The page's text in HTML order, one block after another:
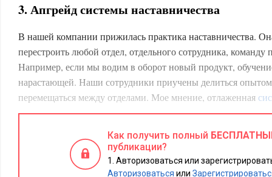
3. Апгрейд системы наставничества
В нашей компании прижилась практика наставничества.
перестроить любой отдел, отдельного сотрудника,
Например, если мы водим в оборот новый продукт,
нарастающей. Наши сотрудники приучены делиться
перемещаться между отделами. Мое мнение, отлаженная
эффективно работает в быстро растущих компаниях.
Наличие наставника помогает даже так называемым
настроить процесс саморегуляции и перейти на новый
повышению продуктивности.
Как получить полный
публикации?
Авторизоваться или
Авторизоваться или